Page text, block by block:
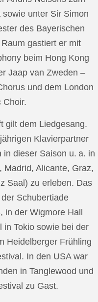
unter Sir Simon
des Bayerischen
gastiert er mit
beim Hong Kong
Jaap van Zweden –
und dem London
Choir.
gilt dem Liedgesang.
Klavierpartner
in dieser Saison u. a. in
Madrid, Alicante, Graz,
Saal) zu erleben. Das
Schubertiade
der Wigmore Hall
in Tokio sowie bei der
Heidelberger Frühling
In den USA war
in Tanglewood und
zu Gast.